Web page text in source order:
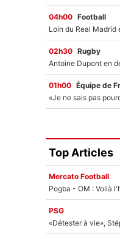
04h00 Football
02h30 Rugby
01h00 Équipe de
Top Articles
Mercato Football
Pogba - OM : Voilà
PSG